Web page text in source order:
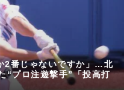
2番じゃないですか」…北
“プロ注遊撃手”「投高打